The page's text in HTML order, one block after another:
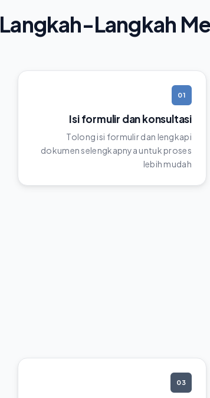
Langkah-Langkah
01
Isi formulir dan konsultasi
Tolong isi formulir dan lengkapi
dokumen selengkapnya untuk proses
lebih mudah
03